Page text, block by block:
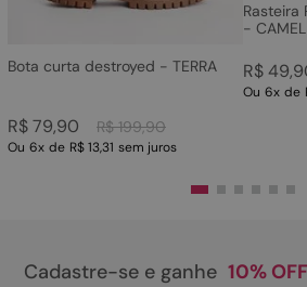
Bota curta destroyed - TERRA
R$ 199,90
R$79,90
Ou 6x de R$ 13,31 sem juros
Rasteira
- CAMEL
R$49,
Ou 6x de
Cadastre-se e ganhe 10% OFF